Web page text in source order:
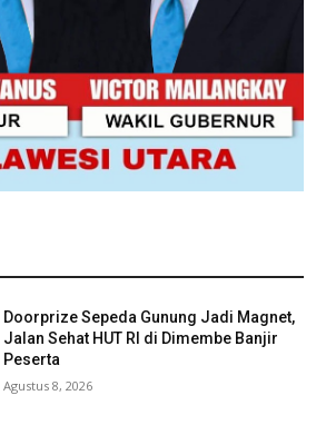
Doorprize Sepeda Gunung Jadi Magnet,
Jalan Sehat HUT RI di Dimembe Banjir
Peserta
Agustus 8, 2026